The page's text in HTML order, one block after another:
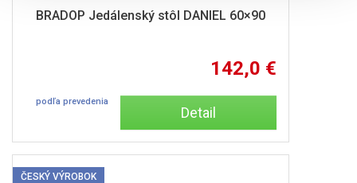
BRADOP Jedálenský stôl DANIEL 60×90
142,0 €
podľa prevedenia
Detail
ČESKÝ VÝROBOK